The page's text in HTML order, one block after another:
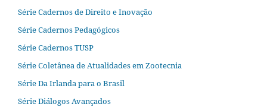
Série Cadernos de Direito e Inovação
Série Cadernos Pedagógicos
Série Cadernos TUSP
Série Coletânea de Atualidades em Zootecnia
Série Da Irlanda para o Brasil
Série Diálogos Avançados